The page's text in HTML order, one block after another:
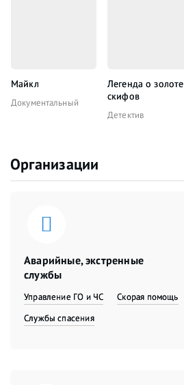
Майкл
Документальный
Легенда о золоте
скифов
Детектив
Организации
Аварийные, экстренные
службы
Управление ГО и ЧС Скорая помощь
Службы спасения